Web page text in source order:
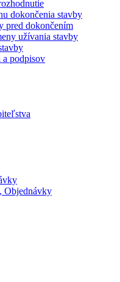
dokončenia stavby
pred dokončením
užívania stavby
a podpisov
Objednávky